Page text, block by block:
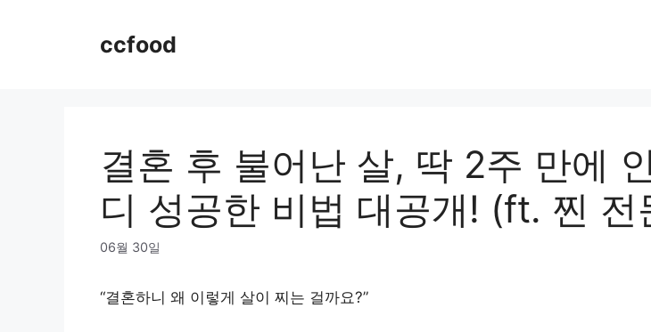
ccfood
결혼 후 불어난 살, 딱 2주 만에
디 성공한 비법 대공개! (ft. 찐 전
06월 30일
“결혼하니 왜 이렇게 살이 찌는 걸까요?”